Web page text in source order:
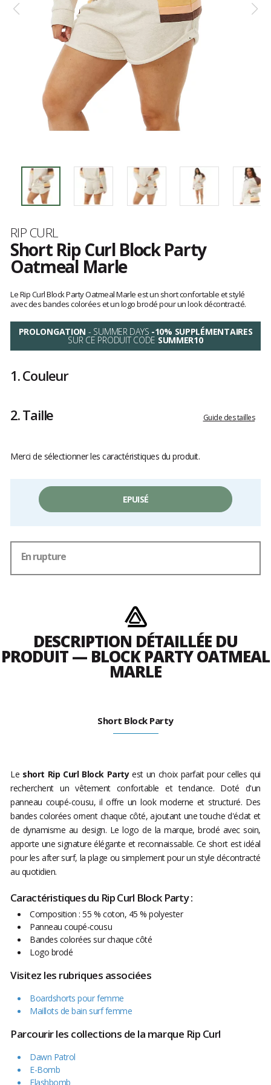
Marque
RIP CURL
Short Rip Curl Block Party
Oatmeal Marle
avis
clients
Le Rip Curl Block Party Oatmeal Marle est un short confortable et stylé
avec des bandes colorées et un logo brodé pour un look décontracté.
PROLONGATION - SUMMER DAYS -10% SUPPLÉMENTAIRES
SUR CE PRODUIT CODE SUMMER10
1.Couleur
2.Taille Guide des tailles
Merci de sélectionner les caractéristiques du produit.
EPUISÉ
En rupture
DESCRIPTION DÉTAILLÉE DU
PRODUIT — BLOCK PARTY OATMEAL
MARLE
Short Block Party
Le short Rip Curl Block Partyest un choix parfait pour celles qui
recherchent un vêtement confortable et tendance. Doté d'un
panneau coupé-cousu, il offre un look moderne et structuré. Des
bandes colorées ornent chaque côté, ajoutant une touche d'éclat et
de dynamisme au design. Le logo de la marque, brodé avec soin,
apporte une signature élégante et reconnaissable. Ce short est idéal
pour les after surf, la plage ou simplement pour un style décontracté
au quotidien.
Caractéristiques du Rip Curl Block Party :
Composition : 55 % coton, 45 % polyester
Panneau coupé-cousu
Bandes colorées sur chaque côté
Logo brodé
Visitez les rubriques associées
Boardshorts pour femme
Maillots de bain surf femme
Parcourir les collections de la marque Rip Curl
Dawn Patrol
E-Bomb
Flashbomb